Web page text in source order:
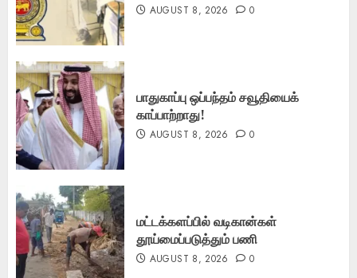
AUGUST 8, 2026 0
பாதுகாப்பு ஒப்பந்தம் சவூதியைக்
காப்பாற்றாது!
AUGUST 8, 2026 0
மட்டக்களப்பில் வடிகான்கள்
தூய்மைப்படுத்தும் பணி
AUGUST 8, 2026 0